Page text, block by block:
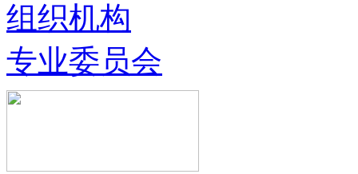
组织机构
专业委员会